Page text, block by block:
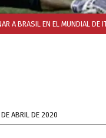
A BRASIL EN EL MUNDIAL DE
ABRIL DE 2020